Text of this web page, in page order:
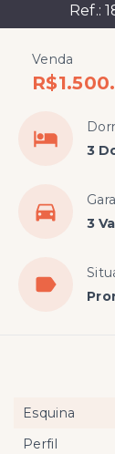
Ref.:
Venda
3
3
Esquina
Perfil